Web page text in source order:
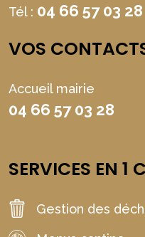
Tél : 04 66 57 03 28
VOS
Accueil mairie
04 66 57 03 28
SERVICES EN 1
Gestion des